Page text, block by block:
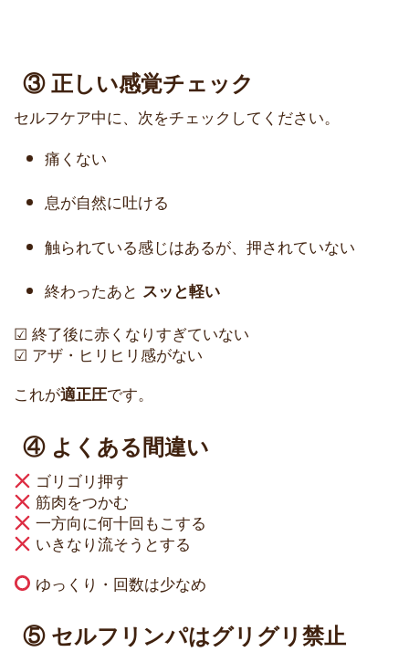
③ 正しい感覚チェック
セルフケア中に、次をチェックしてください。
痛くない
息が自然に吐ける
触られている感じはあるが、押されていない
終わったあと スッと軽い
☑ 終了後に赤くなりすぎていない
☑ アザ・ヒリヒリ感がない
これが適正圧です。
④ よくある間違い
ゴリゴリ押す
筋肉をつかむ
一方向に何十回もこする
いきなり流そうとする
ゆっくり・回数は少なめ
⑤ セルフリンパはグリグリ禁止